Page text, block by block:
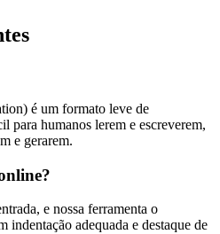
é um formato leve de
para humanos lerem e escreverem,
e gerarem.
e nossa ferramenta o
indentação adequada e destaque de